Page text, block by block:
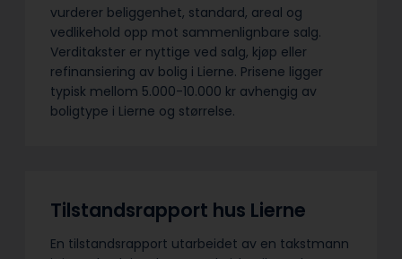
vurderer beliggenhet, standard, areal og
vedlikehold opp mot sammenlignbare salg.
Verditakster er nyttige ved salg, kjøp eller
refinansiering av bolig i Lierne. Prisene ligger
typisk mellom 5.000-10.000 kr avhengig av
boligtype i Lierne og størrelse.
Tilstandsrapport hus Lierne
En tilstandsrapport utarbeidet av en takstmann